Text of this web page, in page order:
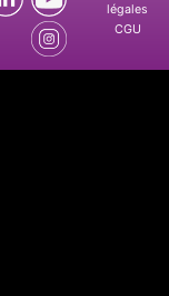
légales
CGU